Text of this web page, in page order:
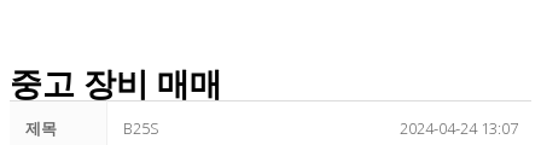
중고 장비 매매
제목 B25S 2024-04-24 13:07